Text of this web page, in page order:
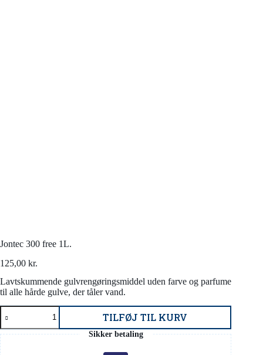
Jontec 300 free 1L.
125,00 kr.
Lavtskummende gulvrengøringsmiddel uden farve og parfume
til alle hårde gulve, der tåler vand.
Jontec
300
free
1L.
antal
TILFØJ TIL KURV
Sikker betaling